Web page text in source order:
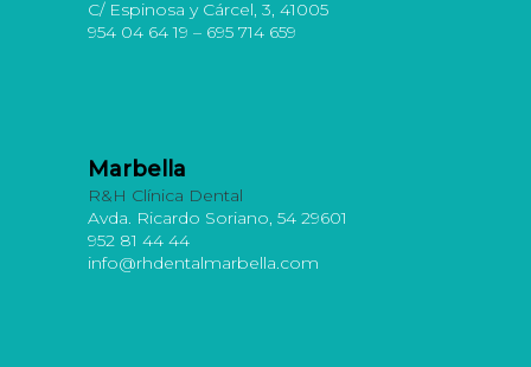
C/ Espinosa y Cárcel, 3, 41005
954 04 64 19 – 695 714 659
Marbella
R&H Clínica Dental
Avda. Ricardo Soriano, 54 29601
952 81 44 44
info@rhdentalmarbella.com